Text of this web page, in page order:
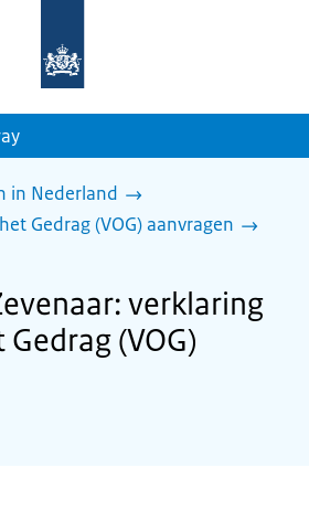
homepage
in Nederland
Gedrag (VOG) aanvragen
verklaring
(VOG)